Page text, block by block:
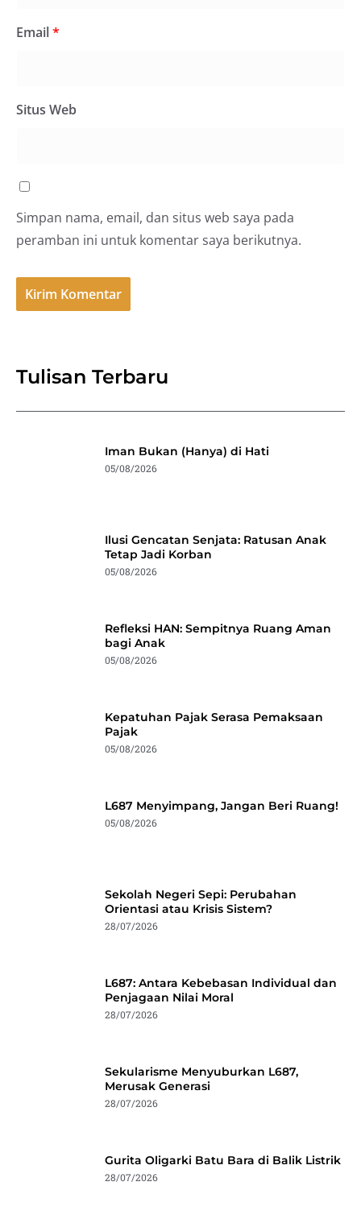
Email*
Situs Web
Simpan nama, email, dan situs web saya pada
peramban ini untuk komentar saya berikutnya.
Tulisan Terbaru
Iman Bukan (Hanya) di Hati
05/08/2026
Ilusi Gencatan Senjata: Ratusan Anak
Tetap Jadi Korban
05/08/2026
Refleksi HAN: Sempitnya Ruang Aman
bagi Anak
05/08/2026
Kepatuhan Pajak Serasa Pemaksaan
Pajak
05/08/2026
L687 Menyimpang, Jangan Beri Ruang!
05/08/2026
Sekolah Negeri Sepi: Perubahan
Orientasi atau Krisis Sistem?
28/07/2026
L687: Antara Kebebasan Individual dan
Penjagaan Nilai Moral
28/07/2026
Sekularisme Menyuburkan L687,
Merusak Generasi
28/07/2026
Gurita Oligarki Batu Bara di Balik Listrik
28/07/2026